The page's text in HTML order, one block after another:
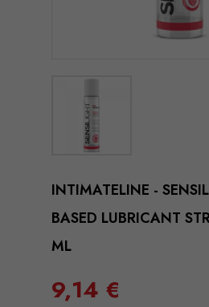
INTIMATELINE -
BASED LUBRICANT
ML
9,14 €